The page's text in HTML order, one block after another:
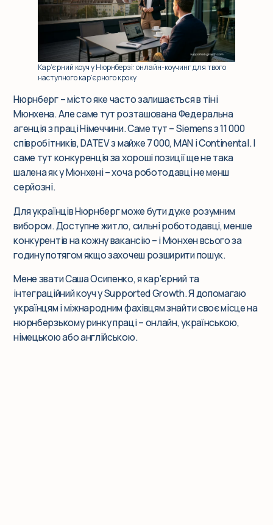
Події
Корпоративним клієнтам
Q&A
Блог
Кар’єрний коуч у Нюрнберзі: онлайн-коучинг для твого
наступного кар’єрного кроку
Нюрнберг – місто яке часто залишається в тіні
Мюнхена. Але саме тут розташована Федеральна
агенція з праці Німеччини. Саме тут – Siemens з 11 000
співробітників, DATEV з майже 7 000, MAN і Continental. І
саме тут конкуренція за хороші позиції ще не така
шалена як у Мюнхені – хоча роботодавці не менш
серйозні.
Для українців Нюрнберг може бути дуже розумним
вибором. Доступне житло, сильні роботодавці, менше
конкурентів на кожну вакансію – і Мюнхен всього за
годину потягом якщо захочеш розширити пошук.
Мене звати Саша Осипенко, я кар’єрний та
інтеграційний коуч у Supported Growth. Я допомагаю
українцям і міжнародним фахівцям знайти своє місце на
нюрнберзькому ринку праці – онлайн, українською,
німецькою або англійською.